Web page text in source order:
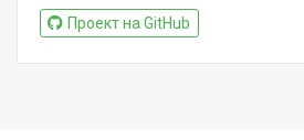
Проект на GitHub